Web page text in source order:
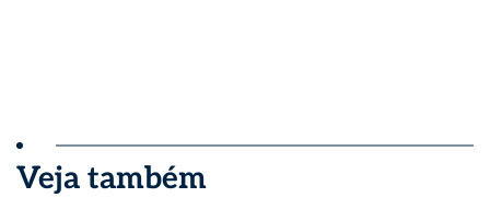
Veja também